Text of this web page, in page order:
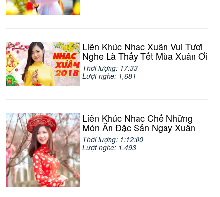
Liên Khúc Nhạc Xuân Vui Tươi
Nghe Là Thấy Tết Mùa Xuân Ơi
Thời lượng: 17:33
Lượt nghe: 1,681
Liên Khúc Nhạc Chế Những
Món Ăn Đặc Sản Ngày Xuân
Thời lượng: 1:12:00
Lượt nghe: 1,493